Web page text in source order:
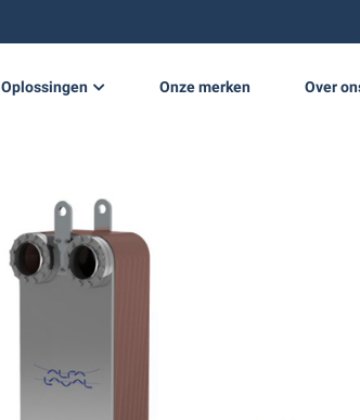
Oplossingen Onze merken Over